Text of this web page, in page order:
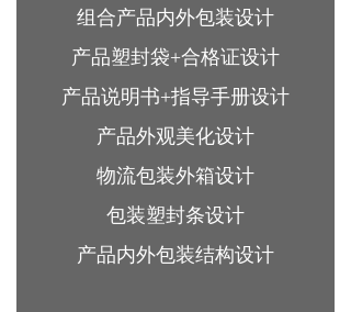
组合产品内外包装设计
产品塑封袋+合格证设计
产品说明书+指导手册设计
产品外观美化设计
物流包装外箱设计
包装塑封条设计
产品内外包装结构设计